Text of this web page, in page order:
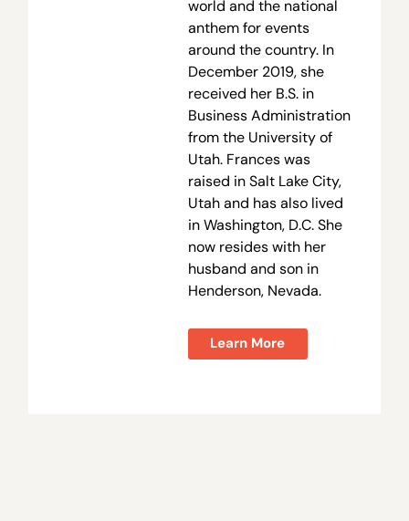
world and the national
anthem for events
around the country. In
December 2019, she
received her B.S. in
Business Administration
from the University of
Utah. Frances was
raised in Salt Lake City,
Utah and has also lived
in Washington, D.C. She
now resides with her
husband and son in
Henderson, Nevada.
Learn More